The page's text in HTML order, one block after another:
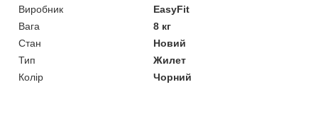
Виробник
EasyFit
Вага
8 кг
Стан
Новий
Тип
Жилет
Колір
Чорний